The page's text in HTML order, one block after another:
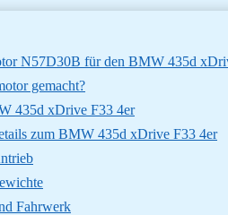
N57D30B für den BMW 435d
gemacht?
435d xDrive F33 4er
zum BMW 435d xDrive F33 4er
Fahrwerk